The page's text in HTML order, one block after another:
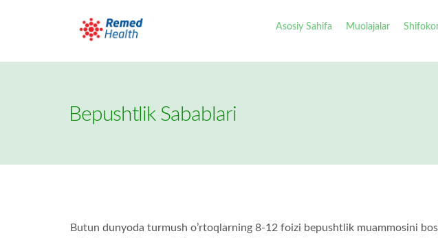
Asosiy Sahifa Muolajalar
Bepushtlik Sabablari
Butun dunyoda turmush o’rtoqlarning 8-12 foizi bepushtlik muammosini